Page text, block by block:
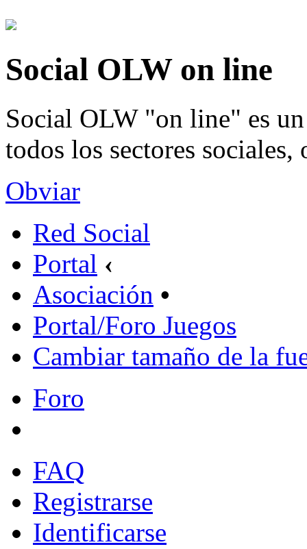
Social OLW on line
Social OLW "on line" es
todos los sectores sociales,
Obviar
Red Social
Portal ‹
Asociación •
Portal/Foro Juegos
Cambiar tamaño de la
Foro
FAQ
Registrarse
Identificarse